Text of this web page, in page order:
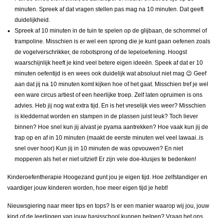
minuten. Spreek af dat vragen stellen pas mag na 10 minuten. Dat geeft
duidelijkheid.
Spreek af 10 minuten in de tuin te spelen op de glijbaan, de schommel of
trampoline. Misschien is er wel een sprong die je kunt gaan oefenen zoals
de vogelverschrikker, de robotsprong of de lepeloefening. Hoogst
waarschijnlijk heeft je kind veel betere eigen ideeën. Speek af dat er 10
minuten oefentijd is en wees ook duidelijk wat absoluut niet mag 😉 Geef
aan dat jij na 10 minuten komt kijken hoe of het gaat. Misschien tref je wel
een ware circus artiest of een heerlijke troep. Zelf laten opruimen is ons
advies. Heb jij nog wat extra tijd. En is het vreselijk vies weer? Misschien
is kleddernat worden en stampen in de plassen juist leuk? Toch liever
binnen? Hoe snel kun jij alvast je pyama aantrekken? Hoe vaak kun jij de
trap op en af in 10 minuten (maakt de eerste minuten wel veel lawaai..is
snel over hoor) Kun jij in 10 minuten de was opvouwen? En niet
mopperen als het er niet uitziet! Er zijn vele doe-klusjes te bedenken!
Kinderoefentherapie Hoogezand gunt jou je eigen tijd. Hoe zelfstandiger en
vaardiger jouw kinderen worden, hoe meer eigen tijd je hebt!
Nieuwsgiering naar meer tips en tops? Is er een manier waarop wij jou, jouw
kind of de leerlingen van jouw basisschool kunnen helpen? Vraag het ons